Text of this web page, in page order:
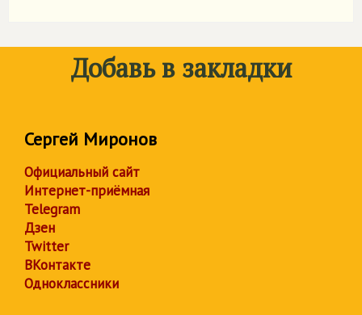
Добавь в закладки
Сергей Миронов
Официальный сайт
Интернет-приёмная
Telegram
Дзен
Twitter
ВКонтакте
Одноклассники